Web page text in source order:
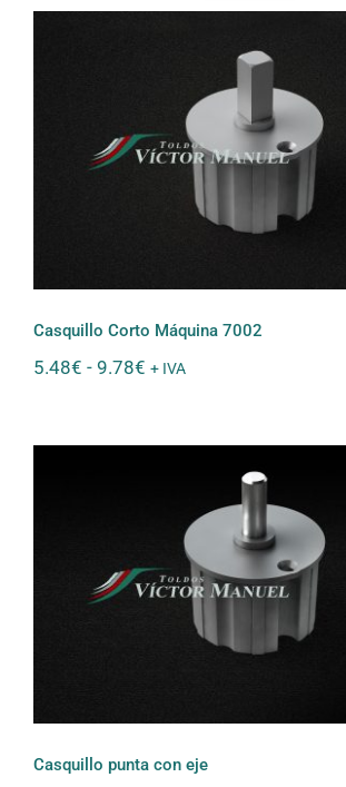
Casquillo Corto Máquina
Casquillo Corto Máquina 7002
5.48€ - 9.78€Rango
+ IVA
Casquillo punta con eje
Casquillo punta con eje